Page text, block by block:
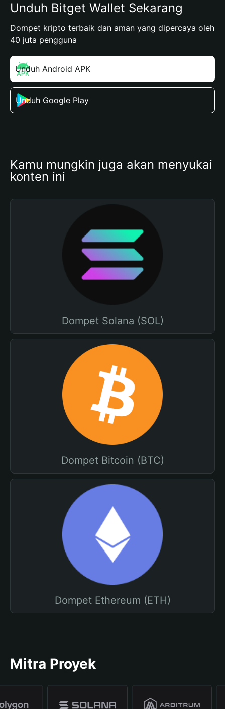
Unduh Bitget Wallet Sekarang
Dompet kripto terbaik dan aman yang dipercaya oleh
40 juta pengguna
Unduh Android APK
Unduh Google Play
Kamu mungkin juga akan menyukai
konten ini
Dompet Solana (SOL)
Dompet Bitcoin (BTC)
Dompet Ethereum (ETH)
Mitra Proyek